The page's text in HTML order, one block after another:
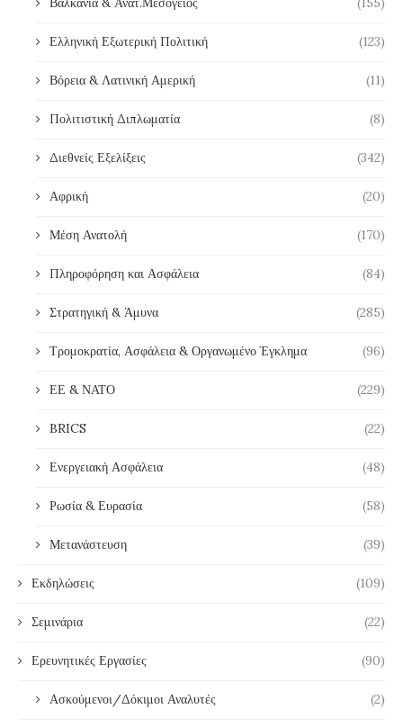
Ελληνική Εξωτερική Πολιτική (123)
Βόρεια & Λατινική Αμερική (11)
Πολιτιστική Διπλωματία (8)
Διεθνείς Εξελίξεις (342)
Αφρική (20)
Μέση Ανατολή (170)
Πληροφόρηση και Ασφάλεια (84)
Στρατηγική & Άμυνα (285)
Τρομοκρατία, Ασφάλεια & Οργανωμένο Έγκλημα (96)
ΕΕ & ΝΑΤΟ (229)
BRICS (22)
Ενεργειακή Ασφάλεια (48)
Ρωσία & Ευρασία (58)
Μετανάστευση (39)
Εκδηλώσεις (109)
Σεμινάρια (22)
Ερευνητικές Εργασίες (90)
Ασκούμενοι/Δόκιμοι Αναλυτές (2)